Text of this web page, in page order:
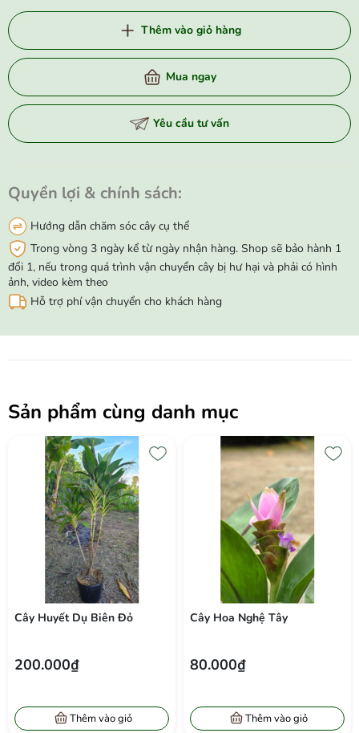
Thêm vào giỏ hàng
Mua ngay
Yêu cầu tư vấn
Quyền lợi & chính sách:
Hướng dẫn chăm sóc cây cụ thể
Trong vòng 3 ngày kể từ ngày nhận hàng. Shop sẽ bảo hành 1
đổi 1, nếu trong quá trình vận chuyển cây bị hư hại và phải có hình
ảnh, video kèm theo
Hỗ trợ phí vận chuyển cho khách hàng
Sản phẩm cùng danh mục
Cây Huyết Dụ Biên Đỏ
200.000₫
Thêm vào giỏ
Cây Hoa Nghệ Tây
80.000₫
Thêm vào giỏ